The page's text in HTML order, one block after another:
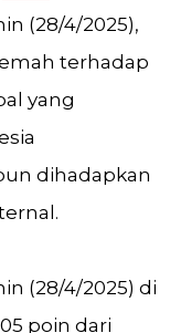
(28/4/2025),
terhadap
yang
dihadapkan
(28/4/2025) di
poin dari